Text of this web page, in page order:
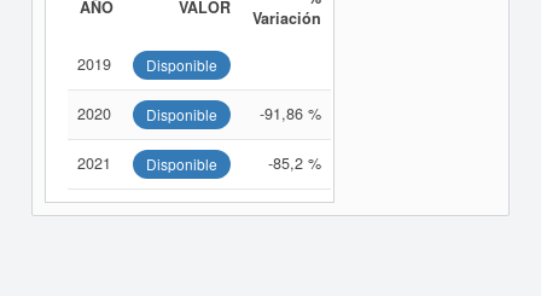
AÑO VALOR
Variación
2019 Disponible
2020 Disponible -91,86 %
2021 Disponible -85,2 %